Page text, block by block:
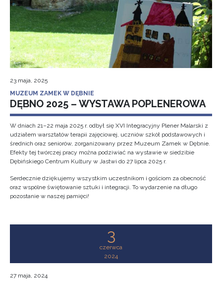
23 maja, 2025
MUZEUM ZAMEK W DĘBNIE
DĘBNO 2025 – WYSTAWA POPLENEROWA
W dniach 21–22 maja 2025 r. odbył się XVI Integracyjny Plener Malarski z
udziałem warsztatów terapii zajęciowej, uczniów szkół podstawowych i
średnich oraz seniorów, zorganizowany przez Muzeum Zamek w Dębnie.
Efekty tej twórczej pracy można podziwiać na wystawie w siedzibie
Dębińskiego Centrum Kultury w Jastwi do 27 lipca 2025 r.
Serdecznie dziękujemy wszystkim uczestnikom i gościom za obecność
oraz wspólne świętowanie sztuki i integracji. To wydarzenie na długo
pozostanie w naszej pamięci!
3
czerwca
2024
27 maja, 2024